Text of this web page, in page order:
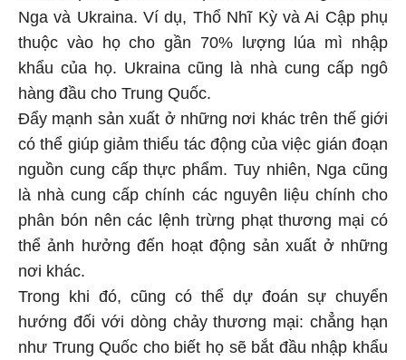
Nga và Ukraina. Ví dụ, Thổ Nhĩ Kỳ và Ai Cập phụ
thuộc vào họ cho gần 70% lượng lúa mì nhập
khẩu của họ. Ukraina cũng là nhà cung cấp ngô
hàng đầu cho Trung Quốc.
Đẩy mạnh sản xuất ở những nơi khác trên thế giới
có thể giúp giảm thiểu tác động của việc gián đoạn
nguồn cung cấp thực phẩm. Tuy nhiên, Nga cũng
là nhà cung cấp chính các nguyên liệu chính cho
phân bón nên các lệnh trừng phạt thương mại có
thể ảnh hưởng đến hoạt động sản xuất ở những
nơi khác.
Trong khi đó, cũng có thể dự đoán sự chuyển
hướng đối với dòng chảy thương mại: chẳng hạn
như Trung Quốc cho biết họ sẽ bắt đầu nhập khẩu